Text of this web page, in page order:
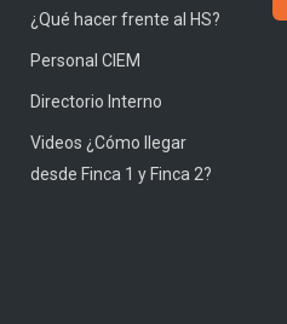
¿Qué hacer frente al HS?
Personal CIEM
Directorio Interno
Videos ¿Cómo llegar
desde Finca 1 y Finca 2?